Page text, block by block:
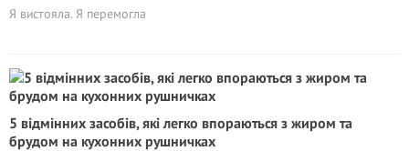
Я вистояла. Я перемогла
5 відмінних засобів, які легко впораються з жиром та
брудом на кухонних рушничках